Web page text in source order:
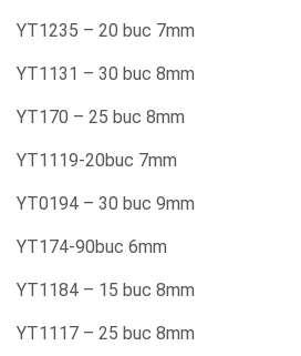
YT1235 – 20 buc 7mm
YT1131 – 30 buc 8mm
YT170 – 25 buc 8mm
YT1119-20buc 7mm
YT0194 – 30 buc 9mm
YT174-90buc 6mm
YT1184 – 15 buc 8mm
YT1117 – 25 buc 8mm